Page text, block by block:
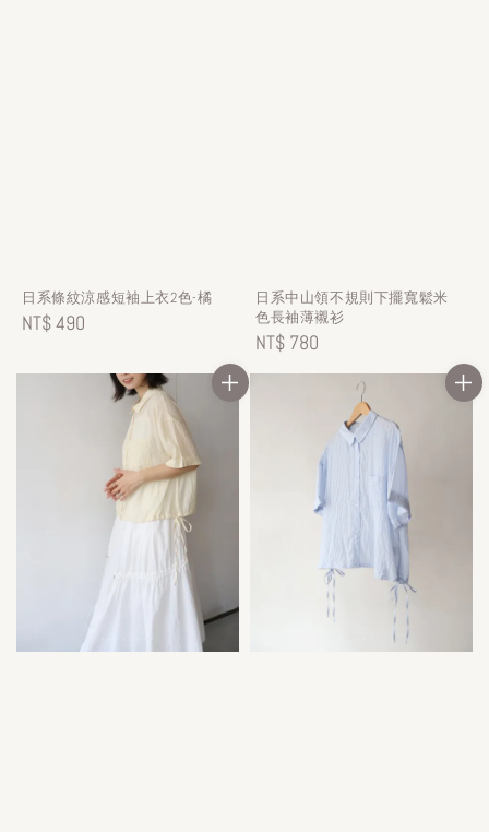
日系條紋涼感短袖上衣2色-橘
Regular
NT$ 490
日系中山領不規則下擺寬鬆米
色長袖薄襯衫
Regular
price
NT$ 780